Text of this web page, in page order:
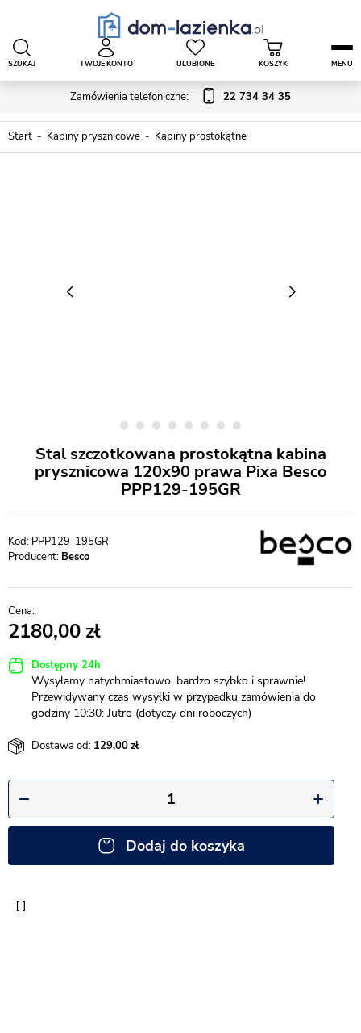
Zamówienia telefoniczne: 22 734 34 35
SZUKAJ TWOJE KONTO ULUBIONE KOSZYK MENU
Start Kabiny prysznicowe Kabiny prostokątne
Stal szczotkowana prostokątna kabina
prysznicowa 120x90 prawa Pixa Besco
PPP129-195GR
PPP129-195GR
Producent: Besco
2180,00
Dostępny 24h
Wysyłamy natychmiastowo, bardzo szybko i sprawnie!
Przewidywany czas wysyłki w przypadku zamówienia do
godziny 10:30: Jutro (dotyczy dni roboczych)
Dostawa od: 129,00
Dodaj do koszyka